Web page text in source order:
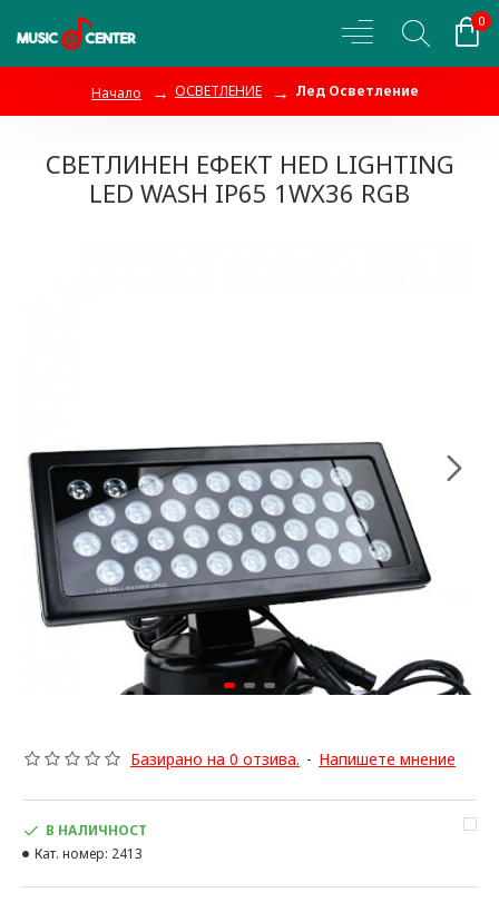
0
Начало ОСВЕТЛЕНИЕ Лед Осветление
СВЕТЛИНЕН ЕФЕКТ HED LIGHTING
LED WASH IP65 1WX36 RGB
Базирано на 0 отзива. - Напишете мнение
В НАЛИЧНОСТ
Кат. номер: 2413